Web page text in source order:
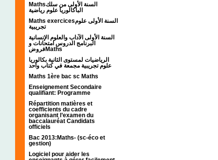
Mathsالسنة الأولى من سلك
الباكالوريا علوم رياضية
Maths exercicesالسنة الأولى علوم
تجريبية
السنة الأولى الآداب والعلوم الإنسانية
البرنامج الدروس امتحانات و
فروضMaths
الرياضيات لمستوى الثانية بكالوريا
علوم تجريبية مجمعة في كتاب واحد
Maths 1ère bac sc Maths
Enseignement Secondaire
qualifiant: Programme
Répartition matières et
coefficients du cadre
organisant l’examen du
baccalauréat Candidats
officiels
Bac 2013:Maths- (sc-éco et
gestion)
Logiciel pour aider les